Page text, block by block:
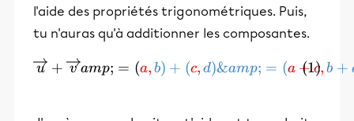
l'aide des propriétés trigonométriques. Puis,
tu n'auras qu'à additionner les composantes.
u + v amp; = (a, b) + (c, d)&amp; = (a + c, b +